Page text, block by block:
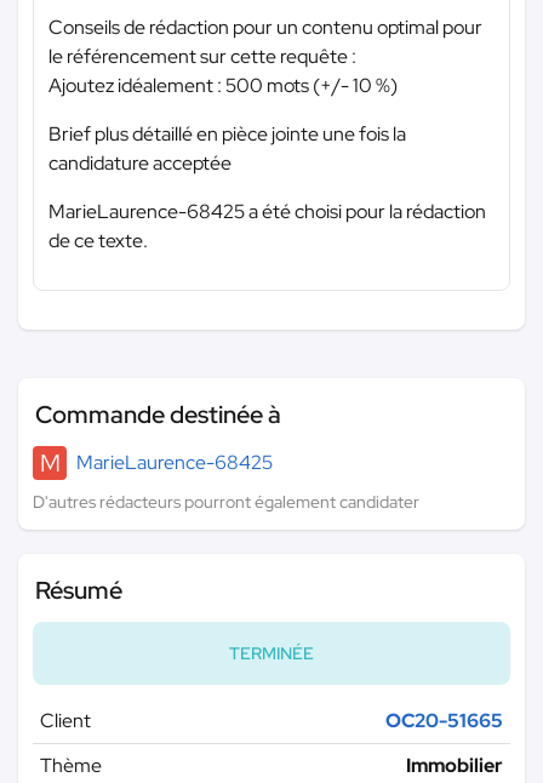
Conseils de rédaction pour un contenu optimal pour
le référencement sur cette requête :
Ajoutez idéalement : 500 mots (+/- 10 %)
Brief plus détaillé en pièce jointe une fois la
candidature acceptée
MarieLaurence-68425 a été choisi pour la rédaction
de ce texte.
Commande destinée à
M
MarieLaurence-68425
D'autres rédacteurs pourront également candidater
Résumé
TERMINÉE
Client
OC20-51665
Thème
Immobilier